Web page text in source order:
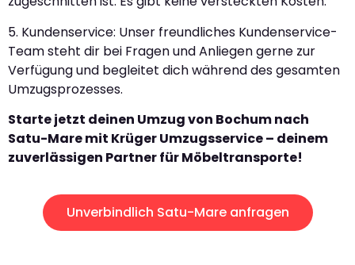
5. Kundenservice: Unser freundliches Kundenservice-
Team steht dir bei Fragen und Anliegen gerne zur
Verfügung und begleitet dich während des gesamten
Umzugsprozesses.
Starte jetzt deinen Umzug von Bochum nach
Satu-Mare mit Krüger Umzugsservice – deinem
zuverlässigen Partner für Möbeltransporte!
Unverbindlich Satu-Mare anfragen